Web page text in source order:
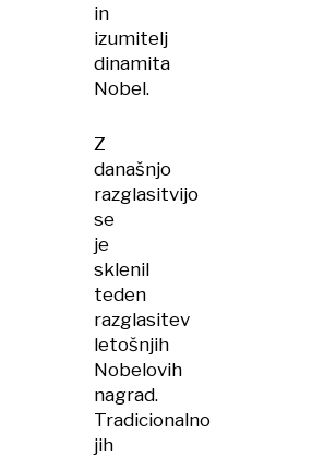
in
izumitelj
dinamita
Nobel.
Z
današnjo
razglasitvijo
se
je
sklenil
teden
razglasitev
letošnjih
Nobelovih
nagrad.
Tradicionalno
jih